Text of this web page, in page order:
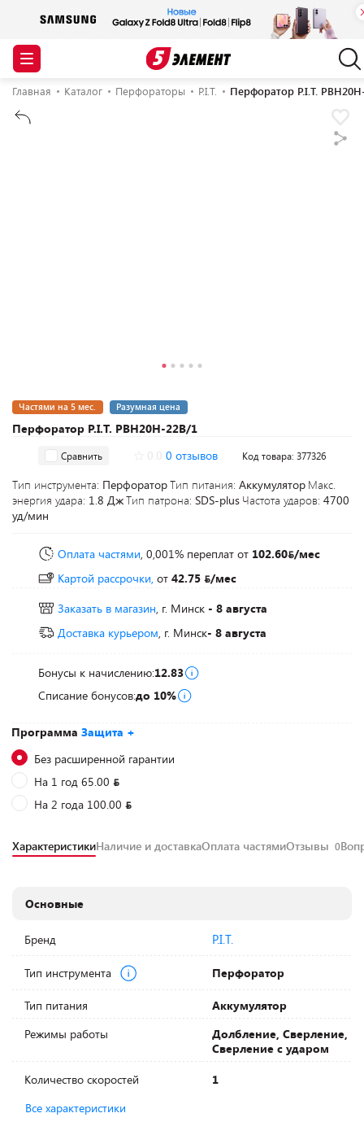
Главная Каталог Перфораторы P.I.T. Перфоратор P.I.T.
Перфоратор P.I.T. PBH20H-22B/1
Частями на 5 мес. Разумная цена
Программа Защита +
Без расширенной гарантии
На 1 год 65.00
На 2 года 100.00
Сравнить 0 отзывов Код товара: 377326
Тип инструмента: ПерфораторТип питания: Аккумулятор Макс.
энергия удара: 1.8 ДжТип патрона: SDS-plus Частота ударов: 4700
уд/мин
Оплата частями, 0,001% переплат от 102.60 /мес
Картой рассрочки, от 42.75
/мес
Заказать в магазин, г. Минск - 8 августа
Доставка курьером, г. Минск- 8 августа
Бонусы к начислению:12.83
Списание бонусов:до 10%
ХарактеристикиНаличие и доставкаОплата частямиОтзывы 0
Основные
Бренд P.I.T.
Тип инструмента Перфоратор
Тип питания
Аккумулятор
Режимы работы
Долбление, Сверление,
Сверление с ударом
Количество скоростей
1
Все характеристики